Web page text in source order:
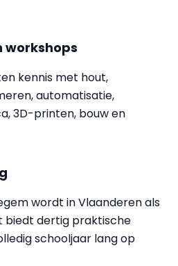
workshops
kennis met hout,
automatisatie,
3D-printen, bouw en
wordt in Vlaanderen als
biedt dertig praktische
schooljaar lang op